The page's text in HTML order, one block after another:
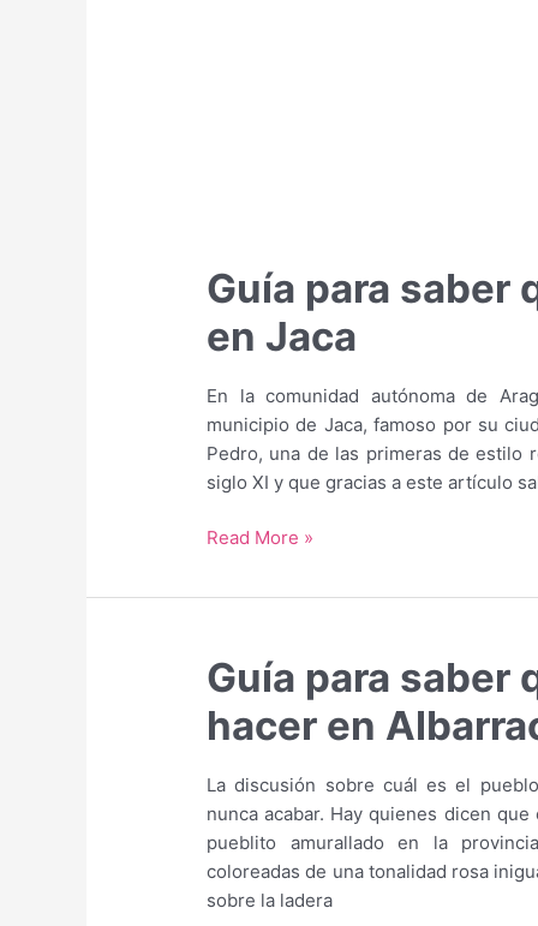
Guía para saber
en Jaca
En la comunidad autónoma de
municipio de Jaca, famoso por su
Pedro, una de las primeras de estilo
siglo XI y que gracias a este artículo
Guía
saber
y
qué
ver
Jaca
Read More »
Guía para saber
hacer en
La discusión sobre cuál es el
nunca acabar. Hay quienes dicen
pueblito amurallado en la
coloreadas de una tonalidad rosa
sobre la ladera